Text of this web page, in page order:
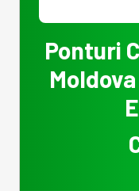
Ponturi